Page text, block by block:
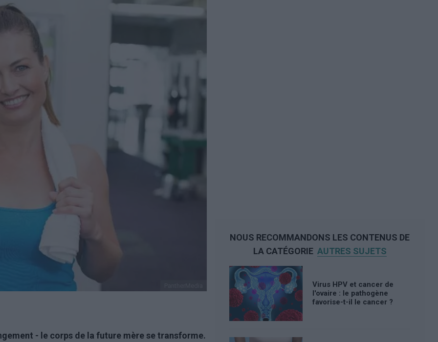
- le corps de la future mère se transforme.
NOUS RECOMMANDONS LES CONTENUS DE
LA CATÉGORIE AUTRES SUJETS
Virus HPV et cancer de
l'ovaire : le pathogène
favorise-t-il le cancer ?